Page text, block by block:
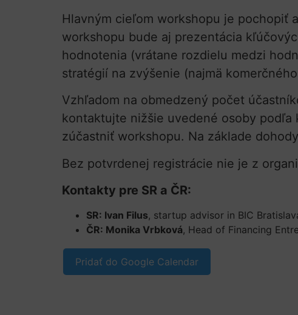
Hlavným cieľom workshopu je pochopiť
workshopu bude aj prezentácia
hodnotenia (vrátane rozdielu medzi
stratégií na zvýšenie (najmä
Vzhľadom na obmedzený počet
kontaktujte nižšie uvedené osoby
zúčastniť workshopu. Na základe
Bez potvrdenej registrácie nie je z
Kontakty pre SR a ČR:
SR: Ivan Filus, startup advisor in BIC
ČR: Monika Vrbková, Head of Financing
Pridať do Google Calendar